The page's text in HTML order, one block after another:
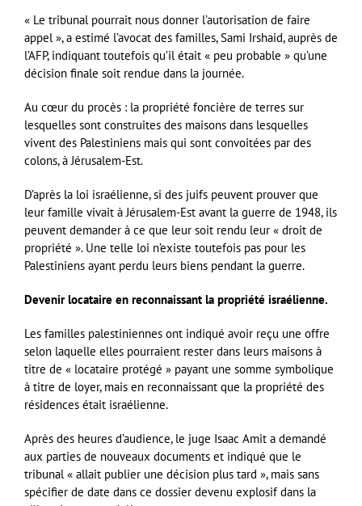
« Le tribunal pourrait nous donner l’autorisation de faire
appel », a estimé l’avocat des familles, Sami Irshaid, auprès de
l’AFP, indiquant toutefois qu’il était « peu probable » qu’une
décision finale soit rendue dans la journée.
Au cœur du procès : la propriété foncière de terres sur
lesquelles sont construites des maisons dans lesquelles
vivent des Palestiniens mais qui sont convoitées par des
colons, à Jérusalem-Est.
D’après la loi israélienne, si des juifs peuvent prouver que
leur famille vivait à Jérusalem-Est avant la guerre de 1948, ils
peuvent demander à ce que leur soit rendu leur « droit de
propriété ». Une telle loi n’existe toutefois pas pour les
Palestiniens ayant perdu leurs biens pendant la guerre.
Devenir locataire en reconnaissant la propriété israélienne.
Les familles palestiniennes ont indiqué avoir reçu une offre
selon laquelle elles pourraient rester dans leurs maisons à
titre de « locataire protégé » payant une somme symbolique
à titre de loyer, mais en reconnaissant que la propriété des
résidences était israélienne.
Après des heures d’audience, le juge Isaac Amit a demandé
aux parties de nouveaux documents et indiqué que le
tribunal « allait publier une décision plus tard », mais sans
spécifier de date dans ce dossier devenu explosif dans la